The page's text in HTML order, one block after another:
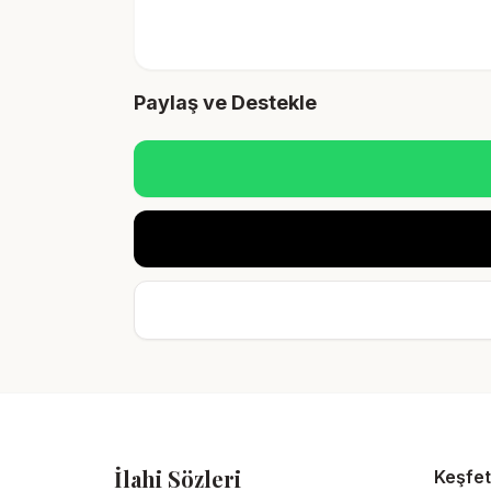
Paylaş ve Destekle
İlahi Sözleri Keşfet